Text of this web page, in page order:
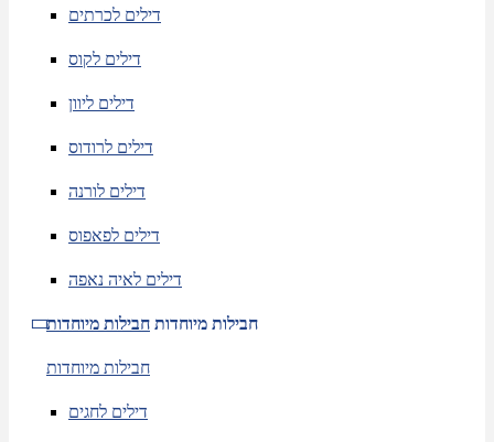
דילים לכרתים
דילים לקוס
דילים ליוון
דילים לרודוס
דילים לורנה
דילים לפאפוס
דילים לאיה נאפה
חבילות מיוחדות חבילות מיוחדות
חבילות מיוחדות
דילים לחגים